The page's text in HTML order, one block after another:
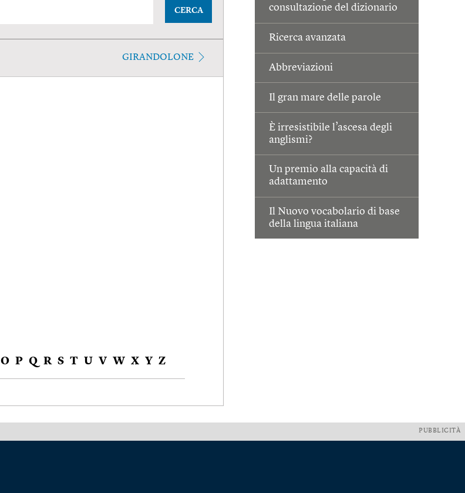
consultazione del dizionario
Ricerca avanzata
Abbreviazioni
Il gran mare delle parole
È irresistibile l’ascesa degli
anglismi?
Un premio alla capacità di
adattamento
Il Nuovo vocabolario di base
della lingua italiana
CERCA
GIRANDOLONE
O P Q R S T U V W X Y Z
PUBBLICITÀ